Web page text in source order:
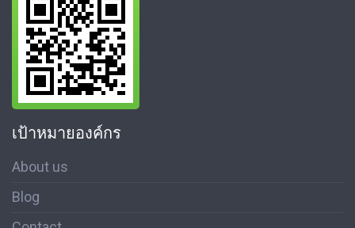
เป้าหมายองค์กร
About us
Blog